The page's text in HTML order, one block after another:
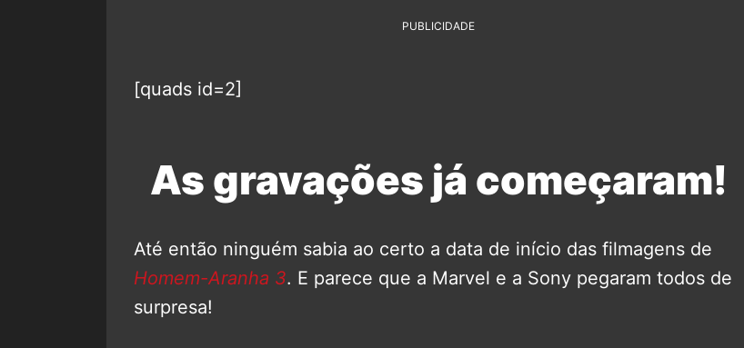
PUBLICIDADE
[quads id=2]
As gravações já começaram!
Até então ninguém sabia ao certo a data de início das filmagens de
Homem-Aranha 3. E parece que a Marvel e a Sony pegaram todos de
surpresa!